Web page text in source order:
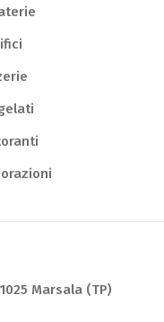
Marsala (TP)